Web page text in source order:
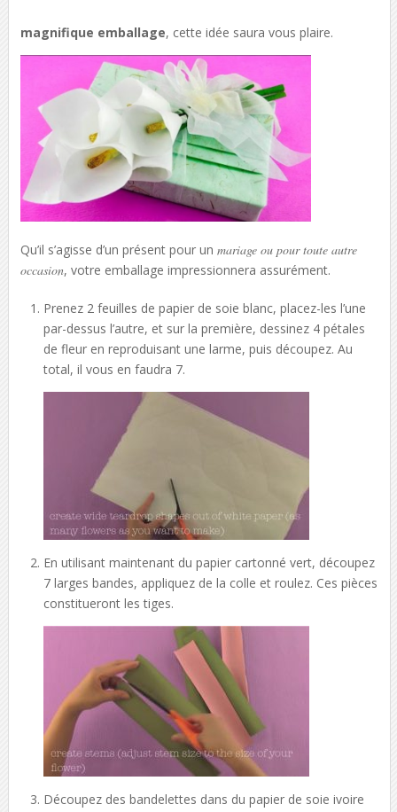
magnifique emballage, cette idée saura vous plaire.
Qu’il s’agisse d’un présent pour un mariage ou pour toute autre
occasion, votre emballage impressionnera assurément.
Prenez 2 feuilles de papier de soie blanc, placez-les l’une
par-dessus l’autre, et sur la première, dessinez 4 pétales
de fleur en reproduisant une larme, puis découpez. Au
total, il vous en faudra 7.
En utilisant maintenant du papier cartonné vert, découpez
7 larges bandes, appliquez de la colle et roulez. Ces pièces
constitueront les tiges.
Découpez des bandelettes dans du papier de soie ivoire